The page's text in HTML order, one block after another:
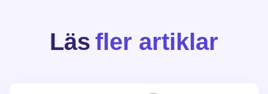
Läs fler artiklar